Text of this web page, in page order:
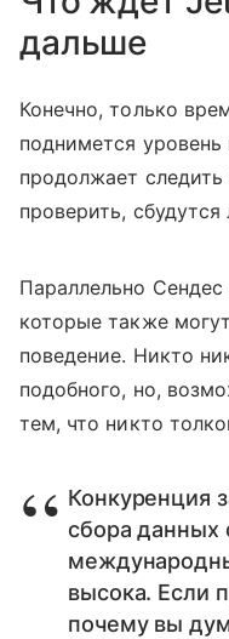
дальше
Конечно, только
поднимется
продолжает
проверить,
Параллельно
которые также
поведение. Никто
подобного, но,
тем, что никто
Конкуренция
сбора
высока. Если
почему вы